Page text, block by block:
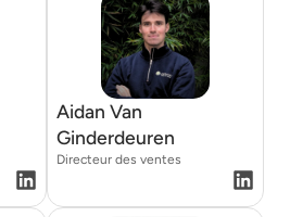
Aidan Van
Ginderdeuren
Directeur des ventes